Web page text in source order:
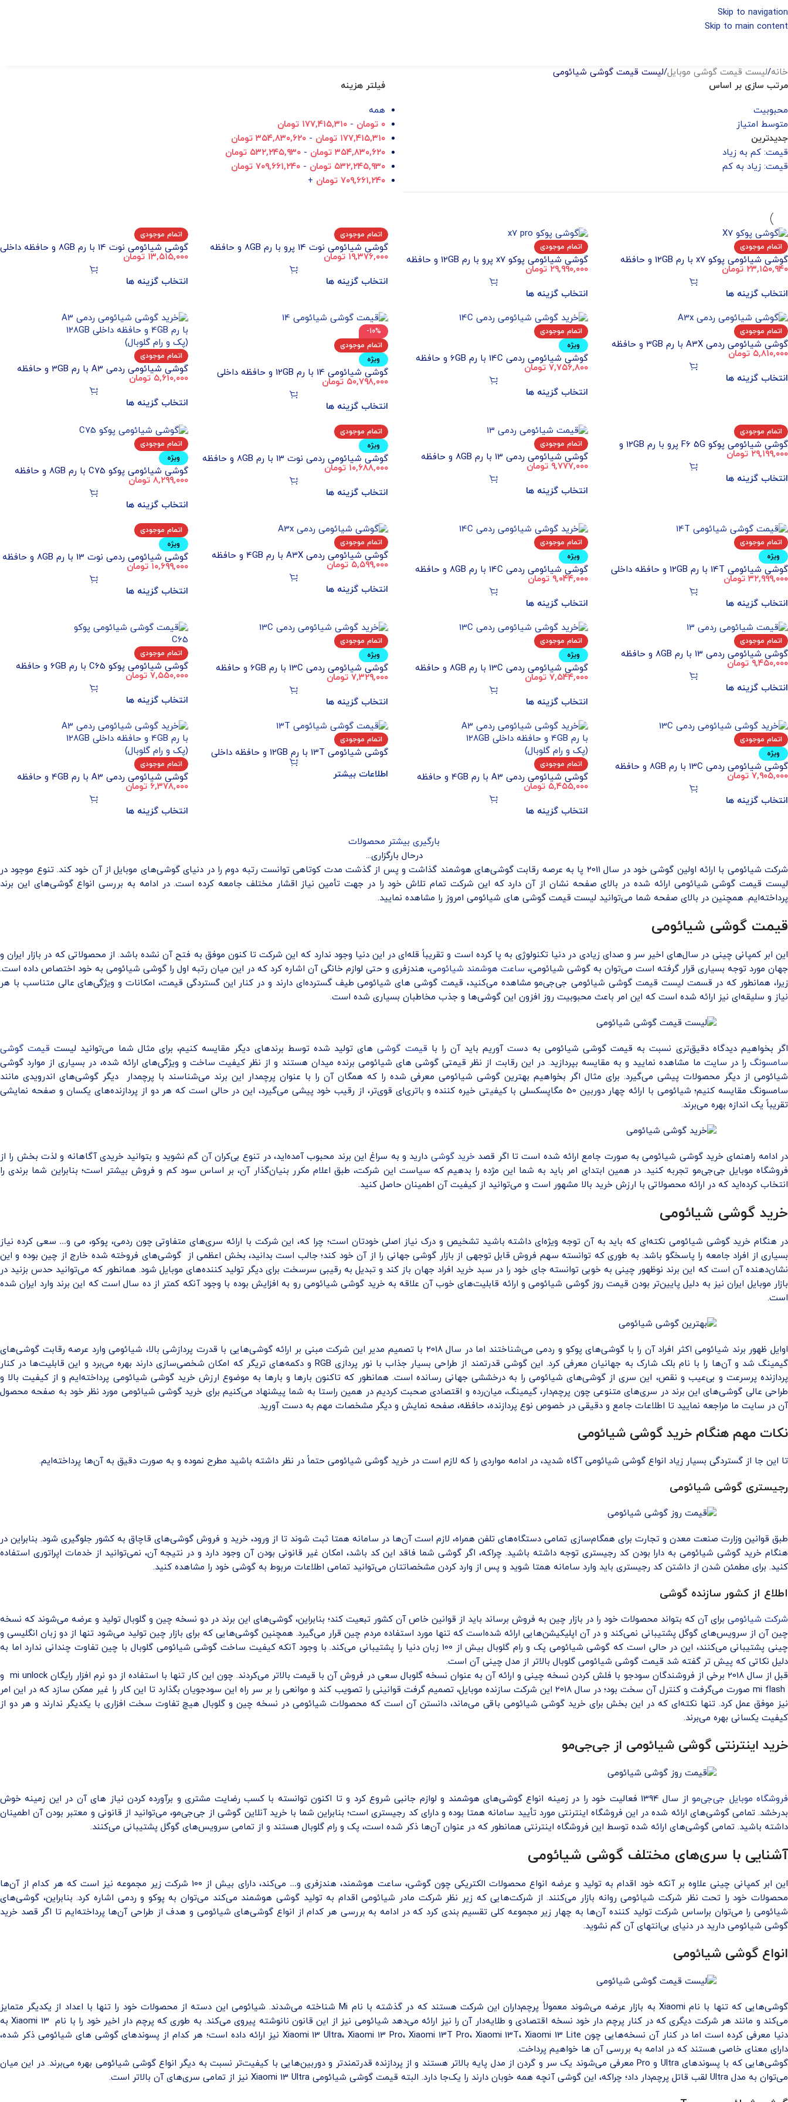
Skip to navigation
Skip to main content
خانه/لیست قیمت گوشی موبایل/لیست قیمت گوشی شیائومی
مرتب سازی بر اساس
محبوبیت
متوسط امتیاز
جدیدترین
قیمت: کم به زیاد
قیمت: زیاد به کم
فیلتر هزینه
همه
۰ تومان - ۱۷۷,۴۱۵,۳۱۰ تومان
۱۷۷,۴۱۵,۳۱۰ تومان - ۳۵۴,۸۳۰,۶۲۰ تومان
۳۵۴,۸۳۰,۶۲۰ تومان - ۵۳۲,۲۴۵,۹۳۰ تومان
۵۳۲,۲۴۵,۹۳۰ تومان - ۷۰۹,۶۶۱,۲۴۰ تومان
۷۰۹,۶۶۱,۲۴۰ تومان +
اتمام موجودی
گوشی شیائومی پوکو x7 با رم 12GB و حافظه
داخلی 512GB – گلوبال
۲۳,۱۵۰,۹۴۰ تومان
انتخاب گزینه ها
اتمام موجودی
گوشی شیائومی پوکو x7 پرو با رم 12GB و حافظه
داخلی 512GB – گلوبال
۲۹,۹۹۰,۰۰۰ تومان
انتخاب گزینه ها
اتمام موجودی
گوشی شیائومی نوت 14 پرو با رم 8GB و حافظه
داخلی 256GB – گلوبال
۱۹,۳۷۶,۰۰۰ تومان
انتخاب گزینه ها
اتمام موجودی
گوشی شیائومی نوت 14 با رم 8GB و حافظه داخلی
256GB
۱۳,۵۱۵,۰۰۰ تومان
انتخاب گزینه ها
اتمام موجودی
گوشی شیائومی ردمی A3X با رم 3GB و حافظه
داخلی 64GB (پک و رام گلوبال)
۵,۸۱۰,۰۰۰ تومان
انتخاب گزینه ها
اتمام موجودی
ویژه
گوشی شیائومی ردمی 14C با رم 6GB و حافظه
داخلی 128GB (پک و رام گلوبال)
۷,۷۵۶,۸۰۰ تومان
انتخاب گزینه ها
-10%
اتمام موجودی
ویژه
گوشی شیائومی 14 با رم 12GB و حافظه داخلی
512GB (پک و رام گلوبال)
۵۰,۷۹۸,۰۰۰ تومان
انتخاب گزینه ها
اتمام موجودی
گوشی شیائومی ردمی A3 با رم 3GB و حافظه
داخلی 64GB (پک و رام گلوبال)
۵,۶۱۰,۰۰۰ تومان
انتخاب گزینه ها
اتمام موجودی
گوشی شیائومی پوکو F6 5G پرو با رم 12GB و
حافظه داخلی 512GB (پک و رام گلوبال)
۲۹,۱۹۹,۰۰۰ تومان
انتخاب گزینه ها
اتمام موجودی
گوشی شیائومی ردمی 13 با رم 8GB و حافظه
داخلی 256GB (اندونزی)
۹,۷۷۷,۰۰۰ تومان
انتخاب گزینه ها
اتمام موجودی
ویژه
گوشی شیائومی ردمی نوت 13 با رم 8GB و حافظه
داخلی 256GB (اندونزی)
۱۰,۶۸۸,۰۰۰ تومان
انتخاب گزینه ها
اتمام موجودی
ویژه
گوشی شیائومی پوکو C75 با رم 8GB و حافظه
داخلی 256GB (پک و رام گلوبال)
۸,۲۹۹,۰۰۰ تومان
انتخاب گزینه ها
اتمام موجودی
ویژه
گوشی شیائومی 14T با رم 12GB و حافظه داخلی
512GB (پک و رام گلوبال)
۳۲,۹۹۹,۰۰۰ تومان
انتخاب گزینه ها
اتمام موجودی
ویژه
گوشی شیائومی ردمی 14C با رم 8GB و حافظه
داخلی 256GB (پک و رام گلوبال)
۹,۰۴۴,۰۰۰ تومان
انتخاب گزینه ها
اتمام موجودی
گوشی شیائومی ردمی A3X با رم 4GB و حافظه
داخلی 128GB (پک و رام گلوبال)
۵,۵۹۹,۰۰۰ تومان
انتخاب گزینه ها
اتمام موجودی
ویژه
گوشی شیائومی ردمی نوت 13 با رم 8GB و حافظه
داخلی 512GB (پک و رام گلوبال)
۱۰,۶۹۹,۰۰۰ تومان
انتخاب گزینه ها
اتمام موجودی
گوشی شیائومی ردمی 13 با رم 8GB و حافظه
داخلی 256GB (پک و رام گلوبال)
۹,۴۵۰,۰۰۰ تومان
انتخاب گزینه ها
اتمام موجودی
ویژه
گوشی شیائومی ردمی 13C با رم 8GB و حافظه
داخلی 256GB (پک و رام گلوبال بدون شارژ)
۷,۵۴۴,۰۰۰ تومان
انتخاب گزینه ها
اتمام موجودی
ویژه
گوشی شیائومی ردمی 13C با رم 6GB و حافظه
داخلی 128GB (اندونزی)
۷,۳۲۹,۰۰۰ تومان
انتخاب گزینه ها
اتمام موجودی
گوشی شیائومی پوکو C65 با رم 6GB و حافظه
داخلی 128GB (پک و رام گلوبال)
۷,۵۵۰,۰۰۰ تومان
انتخاب گزینه ها
اتمام موجودی
ویژه
گوشی شیائومی ردمی 13C با رم 8GB و حافظه
داخلی 256GB (اندونزی)
۷,۹۰۵,۰۰۰ تومان
انتخاب گزینه ها
اتمام موجودی
گوشی شیائومی ردمی A3 با رم 4GB و حافظه
داخلی 128GB (اندونزی)
۵,۴۵۵,۰۰۰ تومان
انتخاب گزینه ها
اتمام موجودی
گوشی شیائومی 13T با رم 12GB و حافظه داخلی
اطلاعات بیشتر
اتمام موجودی
گوشی شیائومی ردمی A3 با رم 4GB و حافظه
داخلی 128GB (پک و رام گلوبال)
۶,۳۷۸,۰۰۰ تومان
انتخاب گزینه ها
بارگیری بیشتر محصولات
درحال بارگزاری...
شرکت شیائومی با ارائه اولین گوشی خود در سال 2011 پا به عرصه رقابت گوشی‌های هوشمند گذاشت و پس از گذشت مدت کوتاهی توانست رتبه دوم را در دنیای گوشی‌های موبایل از آن خود کند. تنوع موجود در
لیست قیمت گوشی شیائومی ارائه شده در بالای صفحه نشان از آن دارد که این شرکت تمام تلاش خود را در جهت تأمین نیاز اقشار مختلف جامعه کرده است. در ادامه به بررسی انواع گوشی‌های این برند
پرداخته‌ایم. همچنین در بالای صفحه شما می‌توانید لیست قیمت گوشی های شیائومی امروز را مشاهده نمایید.
قیمت گوشی شیائومی
این ابر کمپانی چینی در سال‌های اخیر سر و صدای زیادی در دنیا تکنولوژی به پا کرده است و تقریباً قله‌ای در این دنیا وجود ندارد که این شرکت تا کنون موفق به فتح آن نشده باشد. از محصولاتی که در بازار ایران و
جهان مورد توجه بسیاری قرار گرفته است می‌توان به گوشی شیائومی، ساعت هوشمند شیائومی، هندزفری و حتی لوازم خانگی آن اشاره کرد که در این میان رتبه اول را گوشی شیائومی به خود اختصاص داده است.
زیرا، همانطور که در قسمت لیست قیمت گوشی شیائومی جی‌جی‌مو مشاهده می‌کنید، قیمت گوشی های شیائومی طیف گسترده‌ای دارند و در کنار این گستردگی قیمت، امکانات و ویژگی‌های عالی متناسب با هر
نیاز و سلیقه‌ای نیز ارائه شده است که این امر باعث محبوبیت روز افزون این گوشی‌ها و جذب مخاطبان بسیاری شده است.
اگر بخواهیم دیدگاه دقیق‌تری نسبت به قیمت گوشی شیائومی به دست آوریم باید آن را با قیمت گوشیهای تولید شده توسط برندهای دیگر مقایسه کنیم، برای مثال شما می‌توانید لیست قیمت گوشی
سامسونگ را در سایت ما مشاهده نمایید و به مقایسه بپردازید. در این رقابت از نظر قیمتی گوشی های شیائومی برنده میدان هستند و از نظر کیفیت ساخت و ویژگی‌های ارائه شده، در بسیاری از موارد گوشی
شیائومی از دیگر محصولات پیشی می‌گیرد. برای مثال اگر بخواهیم بهترین گوشی شیائومی معرفی شده را که همگان آن را با عنوان پرچمدار این برند می‌شناسند با پرچمدار دیگر گوشی‌های اندرویدی مانند
سامسونگ مقایسه کنیم؛ شیائومی با ارائه چهار دوربین 50 مگاپسکسلی با کیفیتی خیره کننده و باتری‌ای قوی‌تر، از رقیب خود پیشی می‌گیرد، این در حالی است که هر دو از پردازنده‌های یکسان و صفحه نمایشی
تقریباً یک اندازه بهره می‌برند.
در ادامه راهنمای خرید گوشی شیائومی به صورت جامع ارائه شده است تا اگر قصد خرید گوشی دارید و به سراغ این برند محبوب آمده‌اید، در تنوع بی‌کران آن گم نشوید و بتوانید خریدی آگاهانه و لذت بخش را از
فروشگاه موبایل جی‌جی‌مو تجربه کنید. در همین ابتدای امر باید به شما این مژده را بدهیم که سیاست این شرکت، طبق اعلام مکرر بنیان‌گذار آن، بر اساس سود کم و فروش بیشتر است؛ بنابراین شما برندی را
انتخاب کرده‌اید که در ارائه محصولاتی با ارزش خرید بالا مشهور است و می‌توانید از کیفیت آن اطمینان حاصل کنید.
خرید گوشی شیائومی
در هنگام خرید گوشی شیائومی نکته‌ای که باید به آن توجه ویژه‌ای داشته باشید تشخیص و درک نیاز اصلی خودتان است؛ چرا که، این شرکت با ارائه سری‌های متفاوتی چون ردمی، پوکو، می و… سعی کرده نیاز
بسیاری از افراد جامعه را پاسخگو باشد. به طوری که توانسته سهم فروش قابل توجهی از بازار گوشی جهانی را از آن خود کند؛ جالب است بدانید، بخش اعظمی از گوشی‌های فروخته شده خارج از چین بوده و این
نشان‌دهنده آن است که این برند نوظهور چینی به خوبی توانسته جای خود را در سبد خرید افراد جهان باز کند و تبدیل به رقیبی سرسخت برای دیگر تولید کننده‌های موبایل شود. همانطور که می‌توانید حدس بزنید در
بازار موبایل ایران نیز به دلیل پایین‌تر بودن قیمت روز گوشی‌ شیائومی و ارائه قابلیت‌های خوب آن علاقه به خرید گوشی شیائومی رو به افزایش بوده با وجود آنکه کمتر از ده سال است که این برند وارد ایران شده
است.
اوایل ظهور برند شیائومی اکثر افراد آن را با گوشی‌های پوکو و ردمی می‌شناختند اما در سال 2018 با تصمیم مدیر این شرکت مبنی بر ارائه گوشی‌هایی با قدرت پردازشی بالا، شیائومی وارد عرصه رقابت گوشی‌های
گیمینگ شد و آن‌ها را با نام بلک شارک به جهانیان معرفی کرد. این گوشی قدرتمند از طراحی بسیار جذاب با نور پردازی RGB و دکمه‌های تریگر که امکان شخصی‌سازی دارند بهره می‎‌برد و این قابلیت‌ها در کنار
پردازنده پرسرعت و بی‌عیب و نقص، این سری از گوشی‌های شیائومی را به درخششی جهانی رسانده است. همانطور که تاکنون بارها و بارها به موضوع ارزش خرید گوشی شیائومی پرداخته‌ایم و از کیفیت بالا و
طراحی عالی گوشی‌های این برند در سری‌های متنوعی چون پرچم‌دار، گیمینگ، میان‌رده و اقتصادی صحبت کردیم در همین راستا به شما پیشنهاد می‌کنیم برای خرید گوشی شیائومی مورد نظر خود به صفحه محصول
آن در سایت ما مراجعه نمایید تا اطلاعات جامع و دقیقی در خصوص نوع پردازنده، حافظه، صفحه نمایش و دیگر مشخصات مهم به‌ دست آورید.
نکات مهم هنگام خرید گوشی شیائومی
تا این جا از گستردگی بسیار زیاد انواع گوشی‌ شیائومی آگاه شدید، در ادامه مواردی را که لازم است در خرید گوشی شیائومی حتماً در نظر داشته باشید مطرح نموده و به صورت دقیق به آن‌ها پرداخته‌ایم.
رجیستری گوشی شیائومی
طبق قوانین وزارت صنعت معدن و تجارت برای همگام‌سازی تمامی دستگاه‌های تلفن همراه، لازم است آن‌ها در سامانه همتا ثبت شوند تا از ورود، خرید و فروش گوشی‌های قاچاق به کشور جلوگیری شود. بنابراین در
هنگام خرید گوشی شیائومی به دارا بودن کد رجیستری توجه داشته باشید. چراکه، اگر گوشی شما فاقد این کد باشد، امکان غیر قانونی بودن آن وجود دارد و در نتیجه آن، نمی‌توانید از خدمات اپراتوری استفاده
کنید. برای مطمئن شدن از داشتن کد رجیستری باید وارد سامانه همتا شوید و پس از وارد کردن مشخصاتتان می‌توانید تمامی اطلاعات مربوط به گوشی خود را مشاهده کنید.
اطلاع از کشور سازنده گوشی
شرکت شیائومی برای آن که بتواند محصولات خود را در بازار چین به فروش برساند باید از قوانین خاص آن کشور تبعیت کند؛ بنابراین، گوشی‌های این برند در دو نسخه چین و گلوبال تولید و عرضه می‌شوند که نسخه
چین آن از سرویس‌های گوگل پشتیبانی نمی‌کند و در آن اپلیکیشن‌هایی ارائه شده‌است که تنها مورد استفاده مردم چین قرار می‌گیرد. همچنین گوشی‌هایی که برای بازار چین تولید می‌شود تنها از دو زبان انگلیسی و
چینی پشتیبانی می‌کنند، این در حالی است که گوشی شیائومی پک و رام گلوبال بیش از 100 زبان دنیا را پشتیبانی می‌کند. با وجود آنکه کیفیت ساخت گوشی شیائومی گلوبال با چین تفاوت چندانی ندارد اما به
دلیل نکاتی که پیش تر گفته شد قیمت گوشی شیائومی گلوبال بالاتر از مدل چینی آن است.
قبل از سال 2018 برخی از فروشندگان سودجو با فلش کردن نسخه چینی و ارائه آن به عنوان نسخه گلوبال سعی در فروش آن با قیمت بالاتر می‌کردند. چون این کار تنها با استفاده از دو نرم افزار رایگان mi unlock و
mi flash صورت می‌گرفت و کنترل آن سخت بود؛ در سال 2018 این شرکت سازنده موبایل، تصمیم گرفت قوانینی را تصویب کند و موانعی را بر سر راه این سودجویان بگذارد تا این کار را غیر ممکن سازد که در این امر
نیز موفق عمل کرد. تنها نکته‌ای که در این بخش برای خرید گوشی شیائومی باقی می‌ماند، دانستن آن است که محصولات شیائومی در نسخه چین و گلوبال هیچ تفاوت سخت افزاری با یکدیگر ندارند و هر دو از
کیفیت یکسانی بهره می‌برند.
خرید اینترنتی گوشی شیائومی از جی‌جی‌مو
فروشگاه موبایل جی‌جی‌مو
از سال 1394 فعالیت خود را در زمینه انواع گوشی‌های هوشمند و لوازم جانبی شروع کرد و تا اکنون توانسته با کسب رضایت مشتری و برآورده کردن نیاز های آن در این زمینه خوش
بدرخشد. تمامی گوشی‌های ارائه شده در این فروشگاه اینترنتی مورد تأیید سامانه همتا بوده و دارای کد رجیستری است؛ بنابراین شما با خرید آنلاین گوشی از جی‌جی‌مو، می‌توانید از قانونی و معتبر بودن آن اطمینان
داشته باشید. تمامی گوشی‌های ارائه شده توسط این فروشگاه اینترنتی همانطور که در عنوان آن‌ها ذکر شده است، پک و رام گلوبال هستند و از تمامی سرویس‌های گوگل پشتیبانی می‌کنند.
آشنایی با سری‌های مختلف گوشی شیائومی
این ابر کمپانی چینی علاوه بر آنکه خود اقدام به تولید و عرضه انواع محصولات الکتریکی چون گوشی، ساعت هوشمند، هندزفری و… می‌کند، دارای بیش از 100 شرکت زیر مجموعه نیز است که هر کدام از آن‌ها
محصولات خود را تحت نظر شرکت شیائومی روانه بازار می‌کنند. از شرکت‌هایی که زیر نظر شرکت مادر شیائومی اقدام به تولید گوشی هوشمند می‌کند می‌توان به پوکو و ردمی اشاره کرد. بنابراین، گوشی‌های
شیائومی را می‌توان براساس شرکت تولید کننده آن‌ها به چهار زیر مجموعه کلی تقسیم بندی کرد که در ادامه به بررسی هر کدام از انواع گوشی‌های شیائومی و هدف از طراحی آن‌ها پرداخته‌ایم تا اگر قصد خرید
گوشی شیائومی دارید در دنیای بی‌انتهای آن گم نشوید.
انواع گوشی شیائومی
گوشی‌هایی که تنها با نام Xiaomi به بازار عرضه می‌شوند معمولاً پرچم‌داران این شرکت هستند که در گذشته با نام Mi شناخته می‌شدند. شیائومی این دسته از محصولات خود را تنها با اعداد از یکدیگر متمایز
می‌کند و مانند هر شرکت دیگری که در کنار پرچم دار خود نسخه اقتصادی و طلایه‌دار آن را نیز ارائه می‌دهد شیائومی نیز از این قانون نانوشته پیروی می‌کند. به طوری که پرچم دار اخیر خود را با نام Xiaomi 13 به
دنیا معرفی کرده است اما در کنار آن نسخه‌هایی چون Xiaomi 13 Ultra، Xiaomi 13 Pro، Xiaomi 13T Pro، Xiaomi 13T، Xiaomi 13 Lite نیز ارائه داده است؛ هر کدام از پسوندهای گوشی های شیائومی ذکر شده،
دارای معنای خاصی هستند که در ادامه به بررسی آن ها خواهیم پرداخت.
گوشی‌هایی که با پسوندهای Ultra و Pro معرفی می‌شوند یک سر و گردن از مدل پایه بالاتر هستند و از پردازنده قدرتمندتر و دوربین‌هایی با کیفیت‌تر نسبت به دیگر انواع گوشی شیائومی بهره می‌برند. در این میان
می‌توان به مدل Ultra لقب قاتل پرچم‌دار داد؛ چراکه، این گوشی آنچه همه خوبان دارند را یک‌جا دارد. البته قیمت گوشی شیائومی Xiaomi 13 Ultra نیز از تمامی سری‌های آن بالاتر است.